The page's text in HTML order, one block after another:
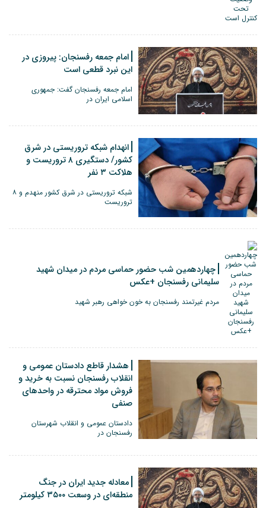
امام جمعه رفسنجان: پیروزی در
این نبرد قطعی است
امام جمعه رفسنجان گفت: جمهوری
اسلامی ایران در
انهدام شبکه تروریستی در شرق
کشور/ دستگیری ۸ تروریست ‌و
هلاکت ۳ نفر
شبکه تروریستی در شرق کشور منهدم و ۸
تروریست
چهاردهمین شب حضور حماسی مردم در میدان شهید
سلیمانی رفسنجان +عکس
مردم غیرتمند رفسنجان به خون خواهی رهبر شهید
هشدار قاطع دادستان عمومی و
انقلاب رفسنجان نسبت به خرید و
فروش مواد محترقه در واحدهای
صنفی
دادستان عمومی و انقلاب شهرستان
رفسنجان در
معادله جدید ایران در جنگ
منطقه‌ای در وسعت ۳۵۰۰ کیلومتر